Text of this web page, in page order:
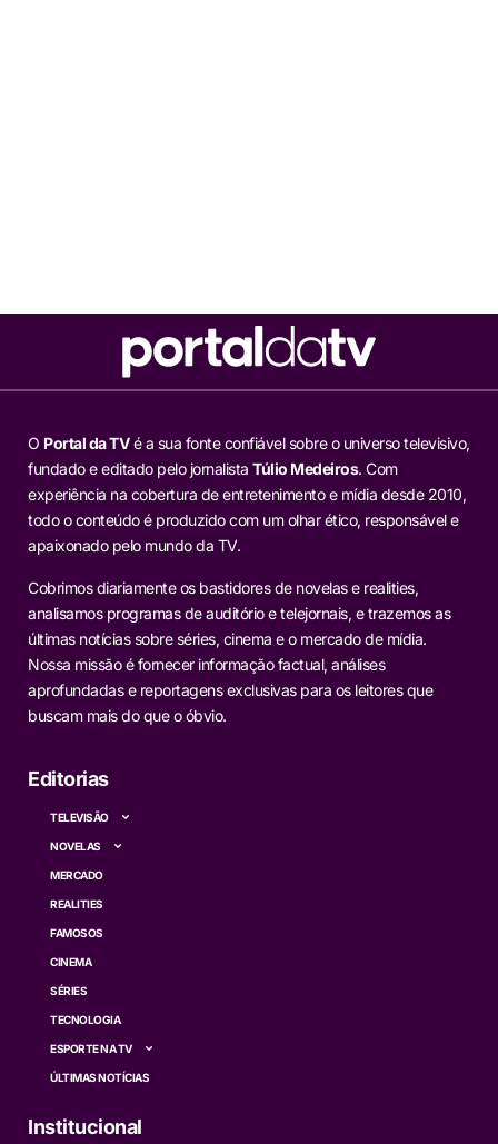
O Portal da TVé a sua fonte confiável sobre o universo televisivo,
fundado e editado pelo jornalista Túlio Medeiros. Com
experiência na cobertura de entretenimento e mídia desde 2010,
todo o conteúdo é produzido com um olhar ético, responsável e
apaixonado pelo mundo da TV.
Cobrimos diariamente os bastidores de novelas e realities,
analisamos programas de auditório e telejornais, e trazemos as
últimas notícias sobre séries, cinema e o mercado de mídia.
Nossa missão é fornecer informação factual, análises
aprofundadas e reportagens exclusivas para os leitores que
buscam mais do que o óbvio.
Editorias
TELEVISÃO
NOVELAS
MERCADO
REALITIES
FAMOSOS
CINEMA
SÉRIES
TECNOLOGIA
ESPORTE NA TV
ÚLTIMAS NOTÍCIAS
Institucional